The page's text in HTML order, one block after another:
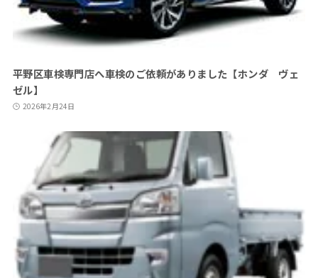
平野区車検専門店へ車検のご依頼がありました【ホンダ ヴェ
ゼル】
2026年2月24日